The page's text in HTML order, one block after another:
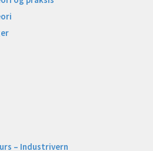
– Industrivern